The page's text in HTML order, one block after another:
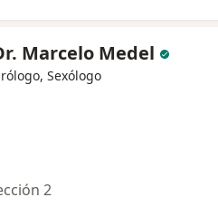
Marcelo Medel
Sexólogo
2